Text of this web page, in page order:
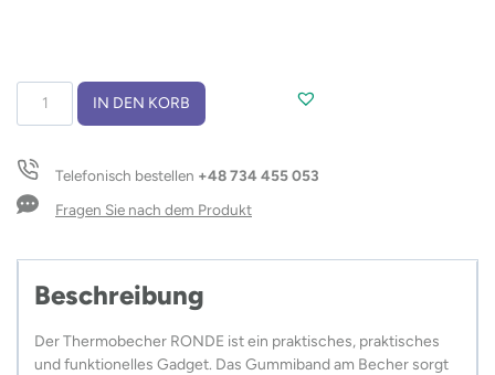
Thermobecher
RONDE
Menge
IN DEN KORB
Telefonisch bestellen +48 734 455 053
Fragen Sie nach dem Produkt
Beschreibung
Der Thermobecher RONDE ist ein praktisches, praktisches
und funktionelles Gadget. Das Gummiband am Becher sorgt